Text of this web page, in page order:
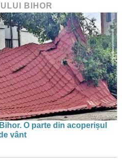
BIHOR
O parte din acoperișul
vânt